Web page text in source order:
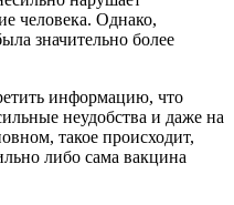
человека. Однако,
значительно более
информацию, что
неудобства и даже на
такое происходит,
либо сама вакцина